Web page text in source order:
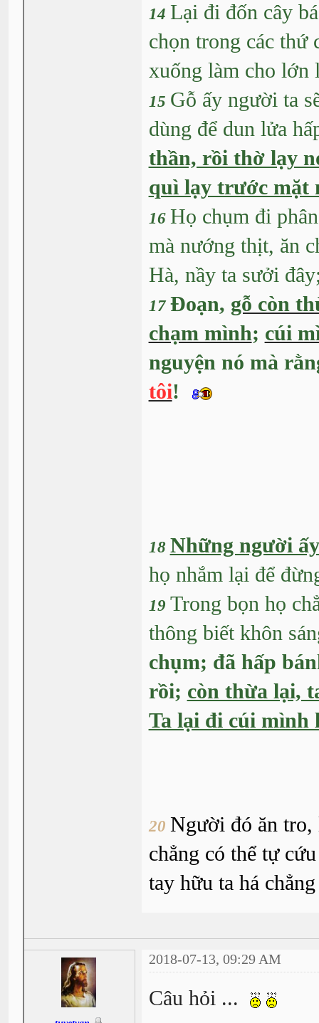
14 Lại đi đốn cây
chọn trong các thứ
xuống làm cho lớn
15 Gỗ ấy người ta
dùng để dun lửa
thần, rồi thờ lạy
quì lạy trước mặt
16 Họ chụm đi
mà nướng thịt, ăn
Hà, nầy ta sưởi
17Ðoạn, gỗ còn
chạm mình; cúi
nguyện nó mà
tôi!
18 Những người
họ nhắm lại để
19 Trong bọn họ
thông biết khôn
chụm; đã hấp
rồi; còn thừa lại,
Ta lại đi cúi mình
20 Người đó ăn tro,
chẳng có thể tự
tay hữu ta há
2018-07-13, 09:29 AM
Câu hỏi ...